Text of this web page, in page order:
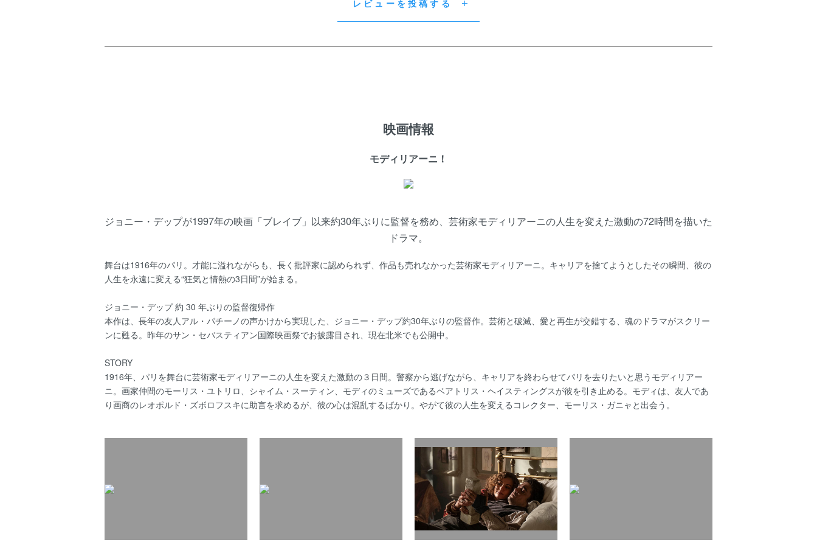
レビューを投稿する
映画情報
モディリアーニ！
ジョニー・デップが1997年の映画「ブレイブ」以来約30年ぶりに監督を務め、芸術家モディリアーニの人生を変えた激動の72時間を描いた
ドラマ。
舞台は1916年のパリ。才能に溢れながらも、長く批評家に認められず、作品も売れなかった芸術家モディリアーニ。キャリアを捨てようとしたその瞬間、彼の
人生を永遠に変える“狂気と情熱の3日間”が始まる。
ジョニー・デップ 約 30 年ぶりの監督復帰作
本作は、長年の友人アル・パチーノの声かけから実現した、ジョニー・デップ約30年ぶりの監督作。芸術と破滅、愛と再生が交錯する、魂のドラマがスクリー
ンに甦る。昨年のサン・セバスティアン国際映画祭でお披露目され、現在北米でも公開中。
STORY
1916年、パリを舞台に芸術家モディリアーニの人生を変えた激動の３日間。警察から逃げながら、キャリアを終わらせてパリを去りたいと思うモディリアー
ニ。画家仲間のモーリス・ユトリロ、シャイム・スーティン、モディのミューズであるベアトリス・ヘイスティングスが彼を引き止める。モディは、友人であ
り画商のレオポルド・ズボロフスキに助言を求めるが、彼の心は混乱するばかり。やがて彼の人生を変えるコレクター、モーリス・ガニャと出会う。